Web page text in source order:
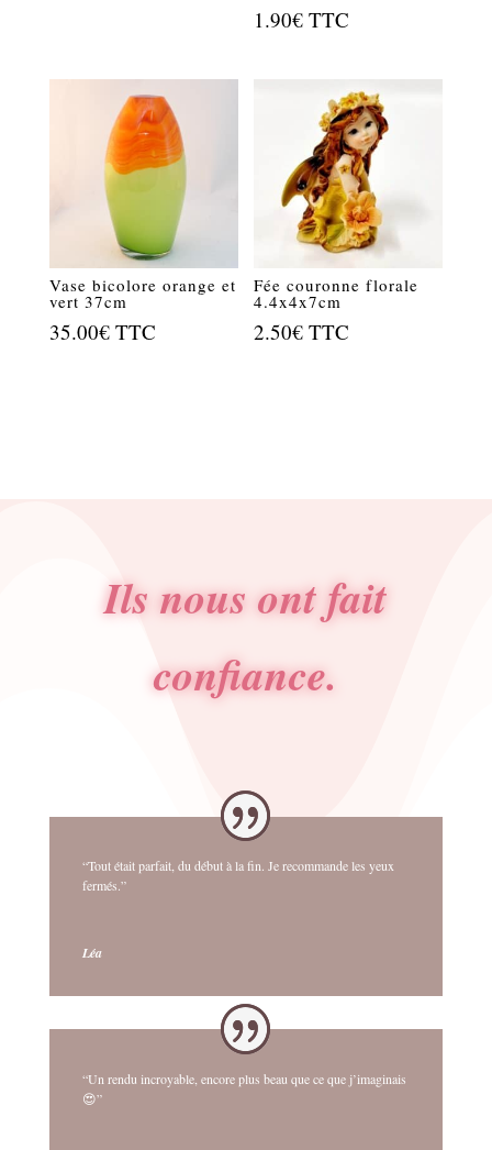
1.90€ TTC
Vase bicolore orange et
vert 37cm
35.00€ TTC
Fée couronne florale
4.4x4x7cm
2.50€ TTC
Ils nous ont fait
confiance.
“Tout était parfait, du début à la fin. Je recommande les yeux
fermés.”
Léa
“Un rendu incroyable, encore plus beau que ce que j’imaginais
😍”